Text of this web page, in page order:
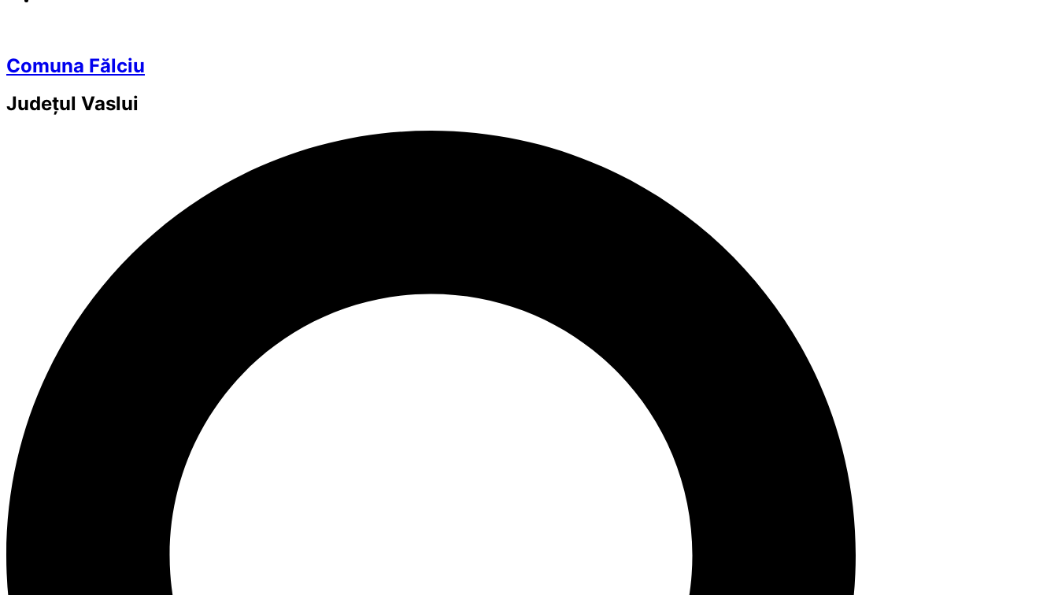
Comuna Fălciu
Județul Vaslui